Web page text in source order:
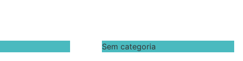
Sem categoria